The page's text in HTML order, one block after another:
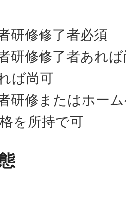
研修修了者必須
研修修了者あれ
ば尚可
研修またはホー
を所持で可